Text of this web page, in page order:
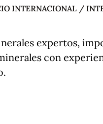
INTERNACIONAL /
expertos,
con